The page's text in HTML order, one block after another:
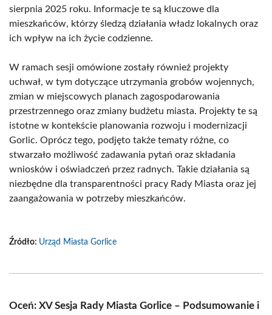
sierpnia 2025 roku. Informacje te są kluczowe dla
mieszkańców, którzy śledzą działania władz lokalnych oraz
ich wpływ na ich życie codzienne.
W ramach sesji omówione zostały również projekty
uchwał, w tym dotyczące utrzymania grobów wojennych,
zmian w miejscowych planach zagospodarowania
przestrzennego oraz zmiany budżetu miasta. Projekty te są
istotne w kontekście planowania rozwoju i modernizacji
Gorlic. Oprócz tego, podjęto także tematy różne, co
stwarzało możliwość zadawania pytań oraz składania
wniosków i oświadczeń przez radnych. Takie działania są
niezbędne dla transparentności pracy Rady Miasta oraz jej
zaangażowania w potrzeby mieszkańców.
Źródło: Urząd Miasta Gorlice
Oceń: XV Sesja Rady Miasta Gorlice – Podsumowanie i